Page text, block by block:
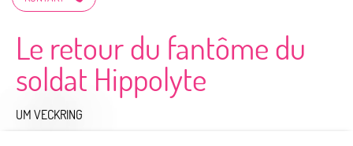
Le retour du fantôme du
soldat Hippolyte
UM VECKRING